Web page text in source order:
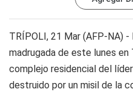
TRÍPOLI, 21 Mar (AFP-NA)
madrugada de este lunes
complejo residencial del
destruido por un misil de la